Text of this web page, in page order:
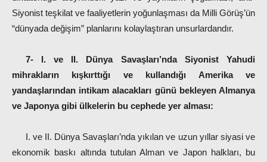
Siyonist teşkilat ve faaliyetlerin yoğunlaşması da Milli Görüş’ün
“dünyada değişim” planlarını kolaylaştıran unsurlardandır.
7- I. ve II. Dünya Savaşları’nda Siyonist Yahudi
mihrakların kışkırttığı ve kullandığı Amerika ve
yandaşlarından intikam alacakları günü bekleyen Almanya
ve Japonya gibi ülkelerin bu cephede yer alması:
I. ve II. Dünya Savaşları’nda yıkılan ve uzun yıllar siyasi ve
ekonomik baskı altında tutulan Alman ve Japon halkları, bu